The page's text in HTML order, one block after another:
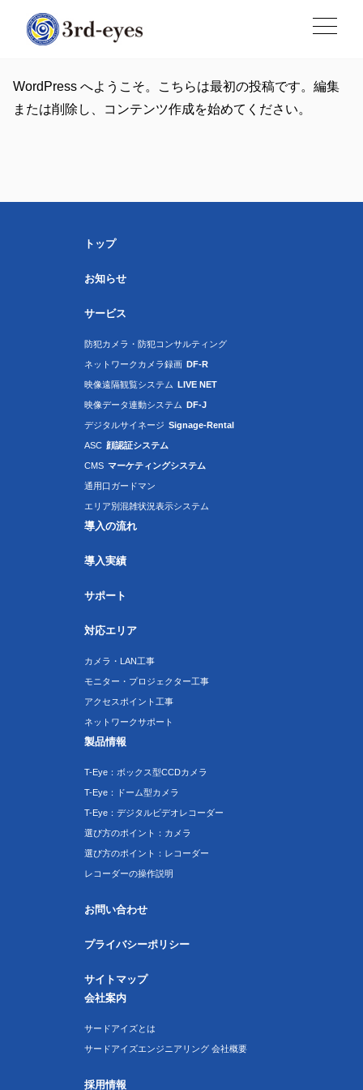
WordPress へようこそ。こちらは最初の投稿です。編集
または削除し、コンテンツ作成を始めてください。
トップ
お知らせ
サービス
防犯カメラ・防犯コンサルティング
ネットワークカメラ録画 DF-R
映像遠隔観覧システム LIVE NET
映像データ連動システム DF-J
デジタルサイネージ Signage-Rental
ASC 顔認証システム
CMS マーケティングシステム
通用口ガードマン
エリア別混雑状況表示システム
導入の流れ
導入実績
サポート
対応エリア
カメラ・LAN工事
モニター・プロジェクター工事
アクセスポイント工事
ネットワークサポート
製品情報
T-Eye：ボックス型CCDカメラ
T-Eye：ドーム型カメラ
T-Eye：デジタルビデオレコーダー
選び方のポイント：カメラ
選び方のポイント：レコーダー
レコーダーの操作説明
お問い合わせ
プライバシーポリシー
サイトマップ
会社案内
サードアイズとは
サードアイズエンジニアリング 会社概要
採用情報